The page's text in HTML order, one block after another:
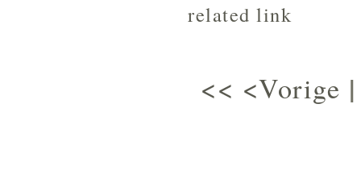
related link
<< <Vorige